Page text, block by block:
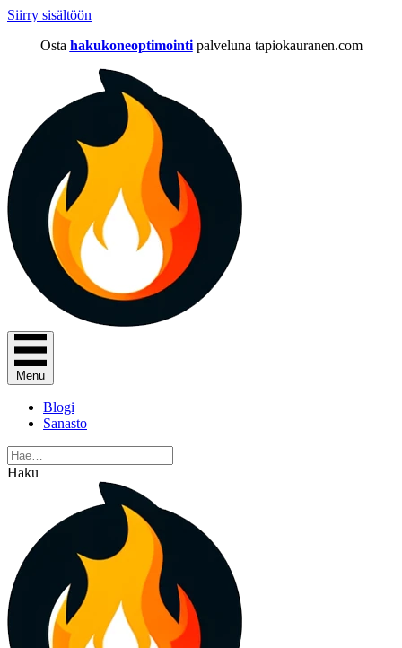
Siirry sisältöön
Osta hakukoneoptimointi palveluna tapiokauranen.com
Menu
Blogi
Sanasto
Haku